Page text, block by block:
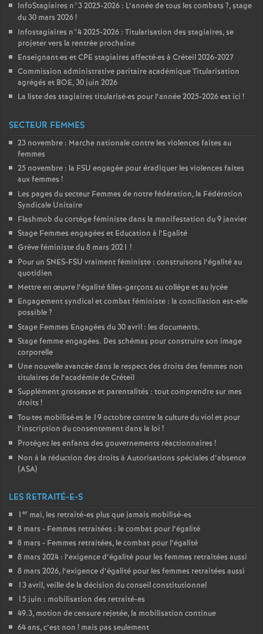
InfoStagiaires n°3 2025-2026 : L’année de tous les combats ?, stage
du 30 mars 2026!
Infostagiaires n°4 2025-2026 : Titularisation des stagiaires, se
projeter vers la rentrée prochaine
Enseignant·es etCPE stagiaires affecté·es à Créteil 2026-2027
Commission administrative paritaire académique Titularisation
agrégés et BOE, 30 juin 2026
La liste des stagiaires titularisé·es pour l’année 2025-2026 est ici !
SECTEUR FEMMES
23 novembre : Marche nationale contre les violences faites au
femmes
25 novembre : la FSU engagée pour éradiquer les violences faites
aux femmes !
Les pages du secteur Femmes de notre fédération, la Fédération
Syndicale Unitaire
Flashmob du cortège féministe dans la manifestation du 9 janvier
Stage Femmes engagées et Education à l’Egalité
Grève féministe du 8 mars 2021 !
Pour un SNES-FSU vraiment féministe : construisons l’égalité au
quotidien
Mettre en œuvre l’égalité filles-garçons au collège et au lycée
Engagement syndical et combat féministe : la conciliation est-elle
possible?
Stage Femmes Engagées du 30 avril : les documents.
Stage femme engagées. Des schémas pour construire son image
corporelle
Une nouvelle avancée dans le respect des droits des femmes non
titulaires de l’académie de Créteil
Supplément grossesse et parentalités : tout comprendre sur mes
droits !
Tou·tes mobilisé·es le 19 octobre contre la culture du viol et pour
l’inscription du consentement dans la loi !
Protégez les enfants des gouvernements réactionnaires !
Non à la réduction des droits à Autorisations spéciales d’absence
(ASA)
LES RETRAITÉ-E-S
1 er mai, les retraité-es plus que jamais mobilisé-es
8 mars - Femmes retraitées : le combat pour l’égalité
8 mars - Femmes retraitées, le combat pour l’égalité
8 mars 2024 : l’exigence d’égalité pour les femmes retraitées aussi
8 mars 2026, l’exigence d’égalité pour les femmes retraitées aussi
13 avril, veille de la décision du conseil constitutionnel
15 juin : mobilisation des retraité-es
49.3, motion de censure rejetée, la mobilisation continue
64 ans, c’est non ! mais pas seulement